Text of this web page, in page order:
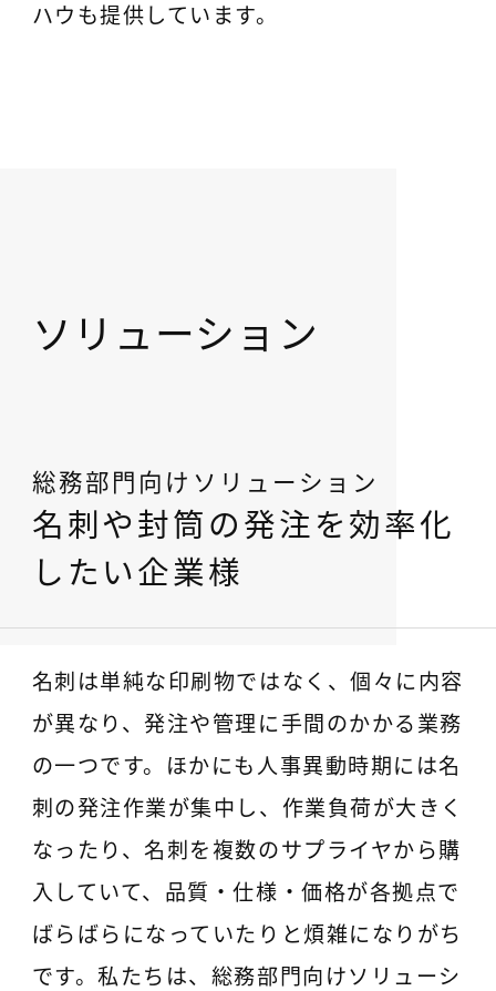
ハウも提供しています。
ソリューション
総務部門向けソリューション
名刺や封筒の発注を効率化
したい企業様
名刺は単純な印刷物ではなく、個々に内容
が異なり、発注や管理に手間のかかる業務
の一つです。ほかにも人事異動時期には名
刺の発注作業が集中し、作業負荷が大きく
なったり、名刺を複数のサプライヤから購
入していて、品質・仕様・価格が各拠点で
ばらばらになっていたりと煩雑になりがち
です。私たちは、総務部門向けソリューシ